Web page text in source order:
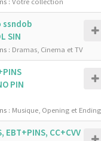
ssndob
SIN
: Dramas, Cinema et TV
PIN
: Musique, Opening et Ending
CC+CVV